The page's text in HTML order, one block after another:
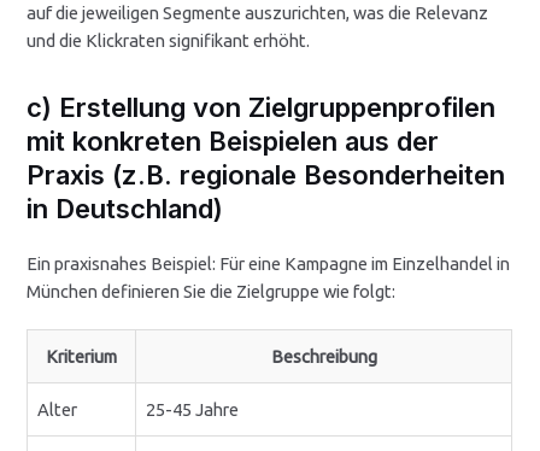
auf die jeweiligen Segmente auszurichten, was die Relevanz
und die Klickraten signifikant erhöht.
c) Erstellung von Zielgruppenprofilen
mit konkreten Beispielen aus der
Praxis (z.B. regionale Besonderheiten
in Deutschland)
Ein praxisnahes Beispiel: Für eine Kampagne im Einzelhandel in
München definieren Sie die Zielgruppe wie folgt:
Kriterium Beschreibung
Alter 25-45 Jahre